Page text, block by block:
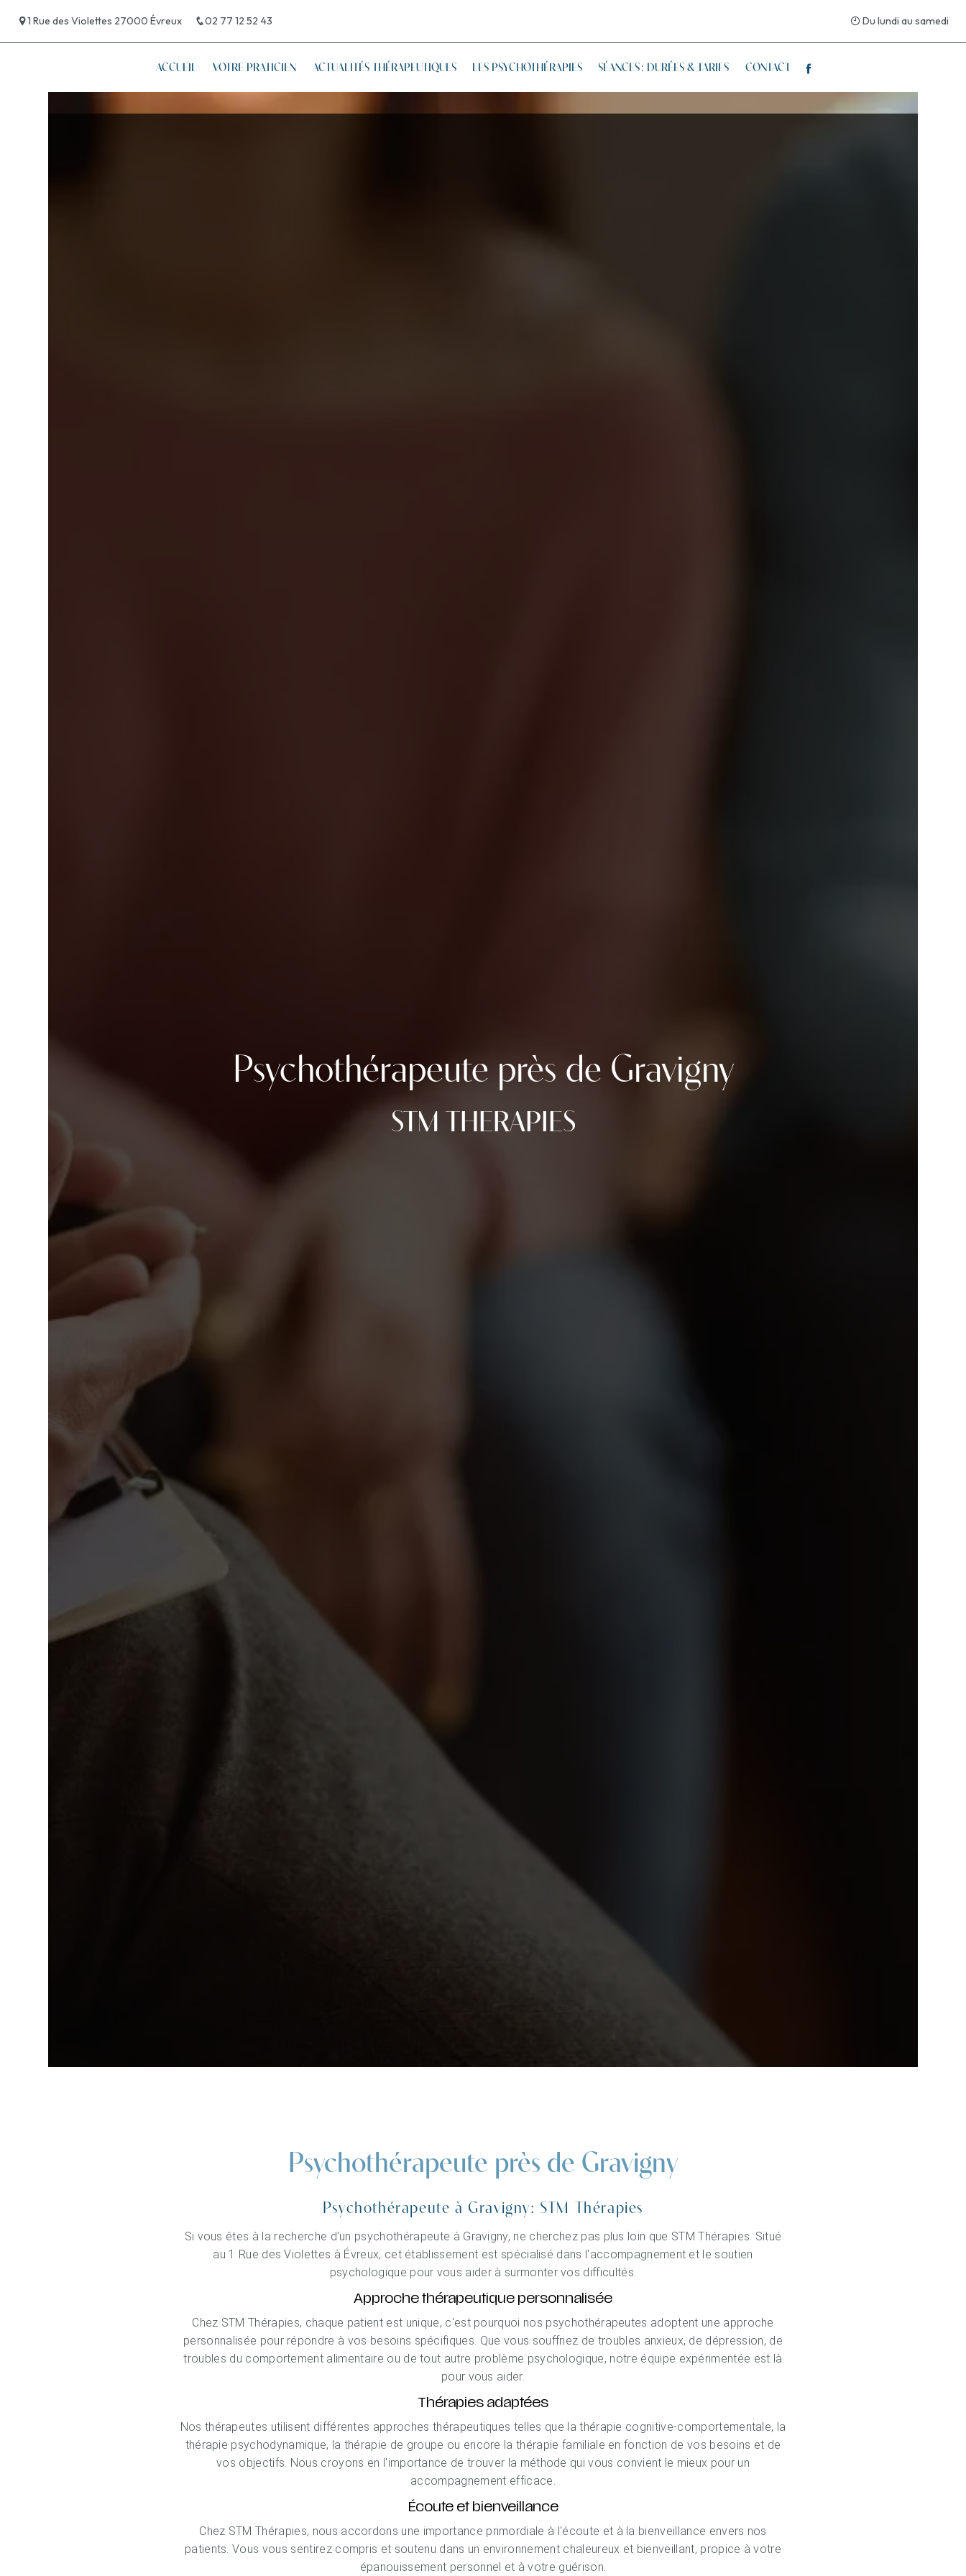
1 Rue des Violettes 27000 Évreux 02 77 12 52 43 Du lundi au samedi
ACCUEIL VOTRE PRATICIEN ACTUALITÉS THÉRAPEUTIQUES LES PSYCHOTHÉRAPIES SÉANCES : DURÉES & TARIFS CONTACT
Psychothérapeute près de Gravigny
STM THERAPIES
Psychothérapeute près de Gravigny
Psychothérapeute à Gravigny: STM Thérapies
Si vous êtes à la recherche d'un psychothérapeute à Gravigny, ne cherchez pas plus loin que STM Thérapies. Situé
au 1 Rue des Violettes à Évreux, cet établissement est spécialisé dans l'accompagnement et le soutien
psychologique pour vous aider à surmonter vos difficultés.
Approche thérapeutique personnalisée
Chez STM Thérapies, chaque patient est unique, c'est pourquoi nos psychothérapeutes adoptent une approche
personnalisée pour répondre à vos besoins spécifiques. Que vous souffriez de troubles anxieux, de dépression, de
troubles du comportement alimentaire ou de tout autre problème psychologique, notre équipe expérimentée est là
pour vous aider.
Thérapies adaptées
Nos thérapeutes utilisent différentes approches thérapeutiques telles que la thérapie cognitive-comportementale, la
thérapie psychodynamique, la thérapie de groupe ou encore la thérapie familiale en fonction de vos besoins et de
vos objectifs. Nous croyons en l'importance de trouver la méthode qui vous convient le mieux pour un
accompagnement efficace.
Écoute et bienveillance
Chez STM Thérapies, nous accordons une importance primordiale à l'écoute et à la bienveillance envers nos
patients. Vous vous sentirez compris et soutenu dans un environnement chaleureux et bienveillant, propice à votre
épanouissement personnel et à votre guérison.